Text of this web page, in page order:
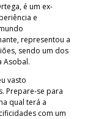
é um ex-
e
representou a
sendo um dos
Asobal.
vasto
Prepare-se para
qual terá a
com um